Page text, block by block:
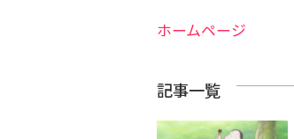
ホームページ
記事一覧